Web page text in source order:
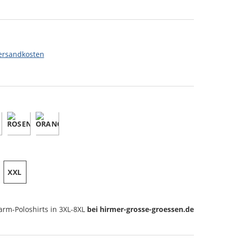
XXL
Poloshirts in 3XL-8XL bei hirmer-grosse-groessen.de